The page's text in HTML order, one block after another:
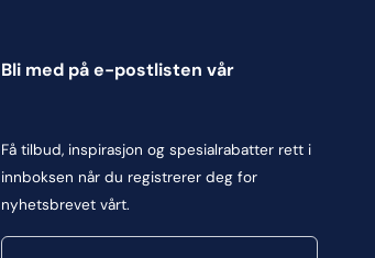
Bli med på e-postlisten vår
Få tilbud, inspirasjon og spesialrabatter rett i
innboksen når du registrerer deg for
nyhetsbrevet vårt.
E-post